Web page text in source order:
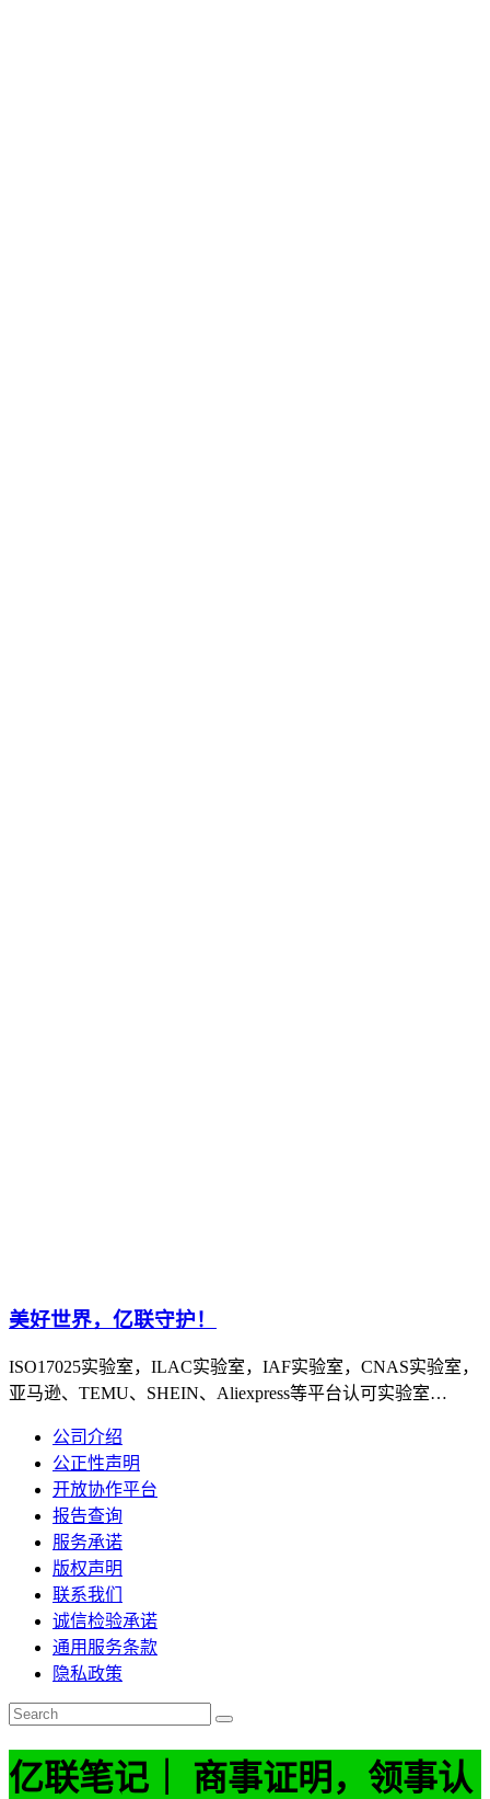
美好世界，亿联守护！
ISO17025实验室，ILAC实验室，IAF实验室，CNAS实验室，
亚马逊、TEMU、SHEIN、Aliexpress等平台认可实验室…
公司介绍
公正性声明
开放协作平台
报告查询
服务承诺
版权声明
联系我们
诚信检验承诺
通用服务条款
隐私政策
亿联笔记｜ 商事证明，领事认